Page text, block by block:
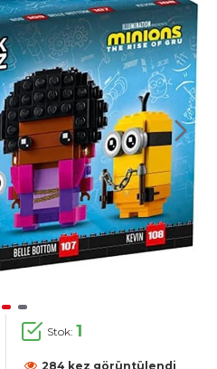
Stok: 1
284 kez görüntülendi